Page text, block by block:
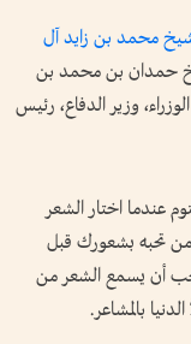
محمد بن زايد آل
حمدان بن محمد بن
وزير الدفاع، رئيس
عندما اختار الشعر
تحبه بشعورك قبل
أن يسمع الشعر من
بالمشاعر.